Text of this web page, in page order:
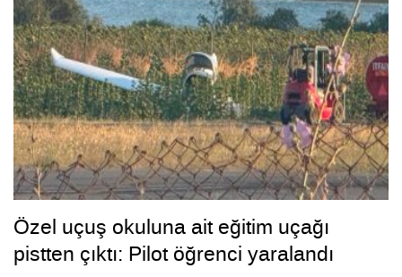
Özel uçuş okuluna ait eğitim uçağı
pistten çıktı: Pilot öğrenci yaralandı